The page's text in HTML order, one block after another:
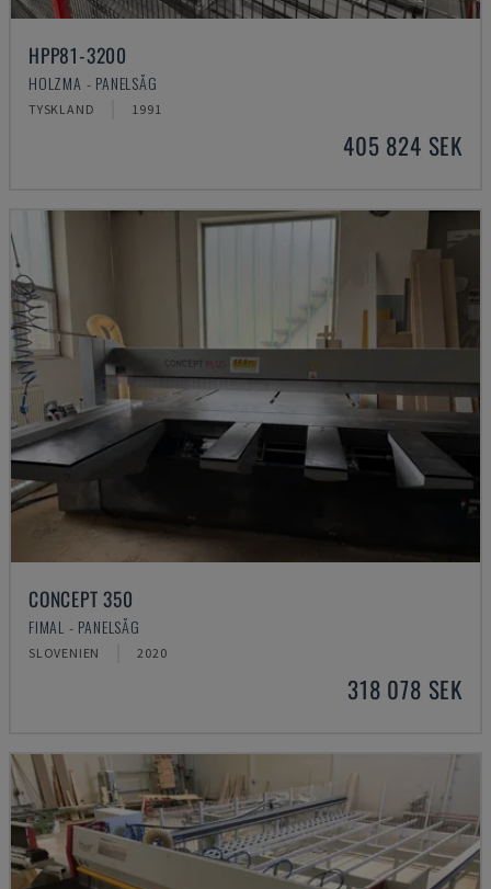
HPP81-3200
HOLZMA - PANELSÅG
TYSKLAND 1991
405 824 SEK
CONCEPT 350
FIMAL - PANELSÅG
SLOVENIEN 2020
318 078 SEK